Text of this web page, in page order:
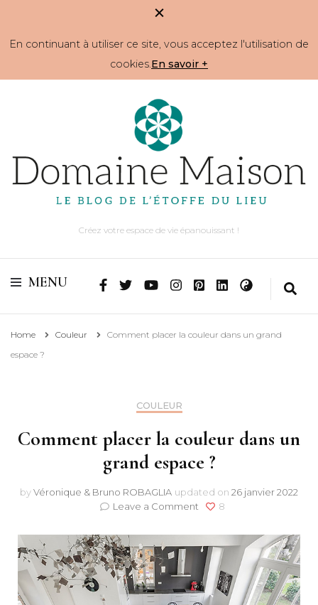
En continuant à utiliser ce site, vous acceptez l'utilisation de
cookies.En savoir +
Créez votre espace de vie épanouissant !
MENU
Home Couleur
Comment placer la couleur dans un grand
espace ?
COULEUR
Comment placer la couleur dans un
grand espace ?
byVéronique & Bruno ROBAGLIA updated on 26 janvier 2022
Leave a Comment on
placer
la
couleur
dans
un
8